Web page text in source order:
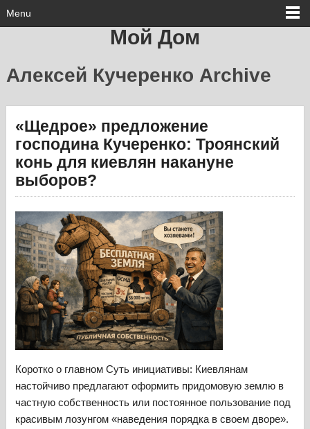
Menu
Мой Дом
Алексей Кучеренко Archive
«Щедрое» предложение
господина Кучеренко: Троянский
конь для киевлян накануне
выборов?
Коротко о главном Суть инициативы: Киевлянам
настойчиво предлагают оформить придомовую землю в
частную собственность или постоянное пользование под
красивым лозунгом «наведения порядка в своем дворе».